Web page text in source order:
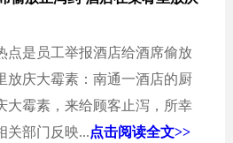
点是员工举报酒店给酒席偷放
放庆大霉素：南通一酒店的厨
大霉素，来给顾客止泻，所幸
关部门反映...点击阅读全文>>